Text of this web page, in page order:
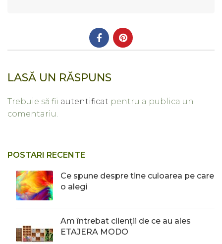
LASĂ UN RĂSPUNS
Trebuie să fii autentificat pentru a publica un
comentariu.
POSTARI RECENTE
Ce spune despre tine culoarea pe care
o alegi
Am întrebat clienții de ce au ales
ETAJERA MODO